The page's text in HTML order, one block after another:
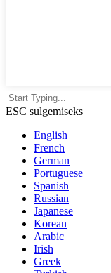
ESC sulgemiseks
English
French
German
Portuguese
Spanish
Russian
Japanese
Korean
Arabic
Irish
Greek